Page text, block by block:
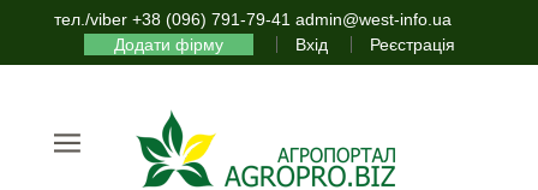
тел./viber +38 (096) 791-79-41 admin@west-info.ua
Додати фірму
Вхід Реєстрація